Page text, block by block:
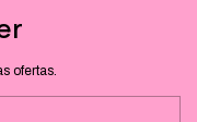
ofertas.